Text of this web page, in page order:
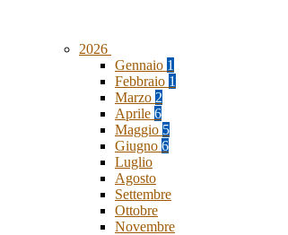
2026
Gennaio 1
Febbraio 1
Marzo 2
Aprile 6
Maggio 5
Giugno 6
Luglio
Agosto
Settembre
Ottobre
Novembre